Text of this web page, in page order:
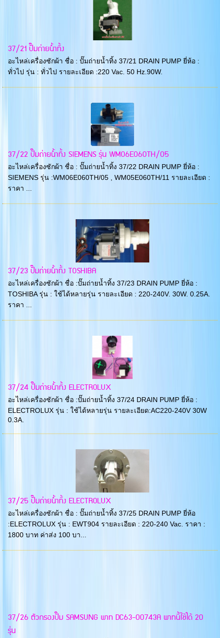
37/21 ปั๊มถ่ายน้ำทิ้ง
อะไหล่เครื่องซักผ้า ชื่อ : ปั๊มถ่ายน้ำทิ้ง 37/21 DRAIN PUMP ยี่ห้อ :
ทั่วไป รุ่น : ทั่วไป รายละเอียด :220 Vac. 50 Hz.90W.
37/22 ปั๊มถ่ายน้ำทิ้ง SIEMENS รุ่น WM06E060TH/05
อะไหล่เครื่องซักผ้า ชื่อ : ปั๊มถ่ายน้ำทิ้ง 37/22 DRAIN PUMP ยี่ห้อ :
SIEMENS รุ่น :WM06E060TH/05 , WM05E060TH/11 รายละเอียด :
ราคา ...
37/23 ปั๊มถ่ายน้ำทิ้ง TOSHIBA
อะไหล่เครื่องซักผ้า ชื่อ :ปั๊มถ่ายน้ำทิ้ง 37/23 DRAIN PUMP ยี่ห้อ :
TOSHIBA รุ่น : ใช้ได้หลายรุ่น รายละเอียด : 220-240V. 30W. 0.25A.
ราคา ...
37/24 ปั๊มถ่ายน้ำทิ้ง ELECTROLUX
อะไหล่เครื่องซักผ้า ชื่อ :ปั๊มถ่ายน้ำทิ้ง 37/24 DRAIN PUMP ยี่ห้อ :
ELECTROLUX รุ่น : ใช้ได้หลายรุ่น รายละเอียด:AC220-240V 30W
0.3A.
37/25 ปั๊มถ่ายน้ำทิ้ง ELECTROLUX
อะไหล่เครื่องซักผ้า ชื่อ : ปั๊มถ่ายน้ำทิ้ง 37/25 DRAIN PUMP ยี่ห้อ
:ELECTROLUX รุ่น : EWT904 รายละเอียด : 220-240 Vac. ราคา :
1800 บาท ค่าส่ง 100 บา...
37/26 ตัวกรองปั๊ม SAMSUNG พาท DC63-00743A พาทนี้ใช้ได้ 20
รุ่น